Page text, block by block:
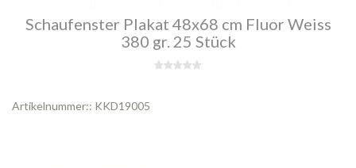
Schaufenster Plakat 48x68 cm Fluor Weiss
380 gr. 25 Stück
Artikelnummer:: KKD19005